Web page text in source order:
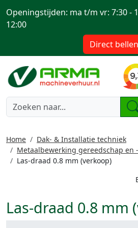
Openingstijden: ma t/m vr: 7:30 -
12:00
Direct bellen
Home
Dak- & Installatie techniek
Metaalbewerking gereedschap en
Las-draad 0.8 mm (verkoop)
Las-draad 0.8 mm